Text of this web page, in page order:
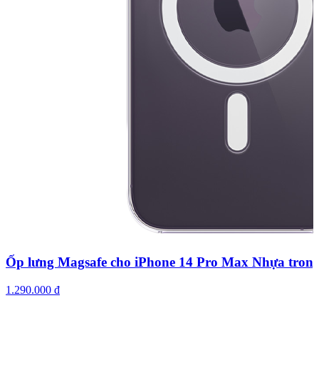
Ốp lưng Magsafe cho iPhone 14 Pro Max Nhựa
1.290.000 đ